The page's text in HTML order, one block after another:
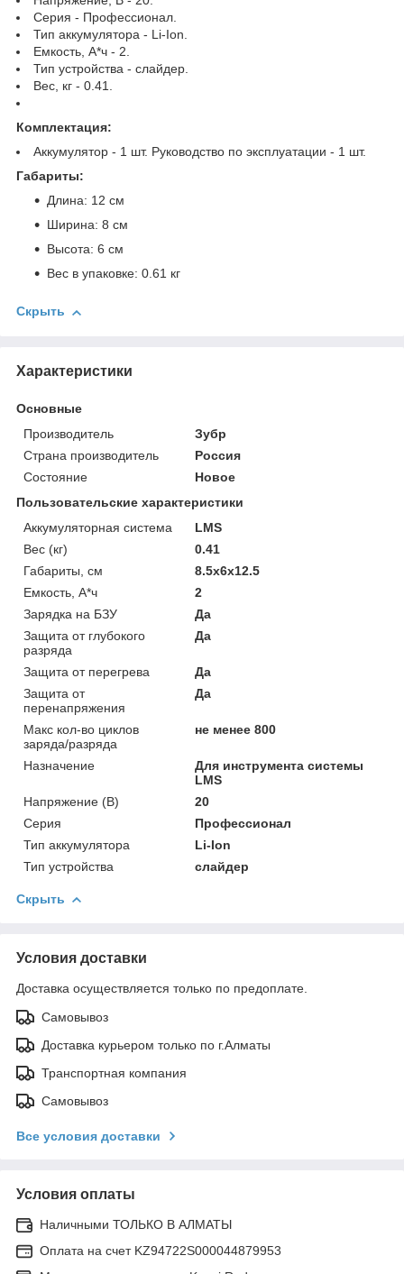
Серия - Профессионал.
Тип аккумулятора - Li-Ion.
Емкость, А*ч - 2.
Тип устройства - слайдер.
Вес, кг - 0.41.
Комплектация:
Аккумулятор - 1 шт. Руководство по эксплуатации - 1 шт.
Габариты:
Длина: 12 см
Ширина: 8 см
Высота: 6 см
Вес в упаковке: 0.61 кг
Скрыть
Характеристики
Основные
Производитель
Зубр
Страна производитель
Россия
Состояние
Новое
Пользовательские характеристики
Аккумуляторная система
LMS
Вес (кг)
0.41
Габариты, см
8.5х6х12.5
Емкость, А*ч
2
Зарядка на БЗУ
Да
Защита от глубокого
разряда
Да
Защита от перегрева
Да
Защита от
перенапряжения
Да
Макс кол-во циклов
заряда/разряда
не менее 800
Назначение
Для инструмента системы
LMS
Напряжение (В)
20
Серия
Профессионал
Тип аккумулятора
Li-Ion
Тип устройства
слайдер
Скрыть
Условия доставки
Доставка осуществляется только по предоплате.
Самовывоз
Доставка курьером только по г.Алматы
Транспортная компания
Самовывоз
Все условия доставки
Условия оплаты
Наличными ТОЛЬКО В АЛМАТЫ
Оплата на счет KZ94722S000044879953